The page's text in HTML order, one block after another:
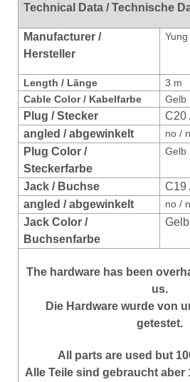
Technical Data / Technische
Manufacturer /
Hersteller
Yung
Length / Länge
3 m
Cable Color / Kabelfarbe
Gelb
Plug / Stecker C20
angled / abgewinkelt no /
Plug Color /
Steckerfarbe
Gelb
Jack / Buchse C19
angled / abgewinkelt no /
Jack Color /
Buchsenfarbe
Gelb
The hardware has been
us.
Die Hardware wurde von
getestet.
All parts are used but
Alle Teile sind gebraucht aber